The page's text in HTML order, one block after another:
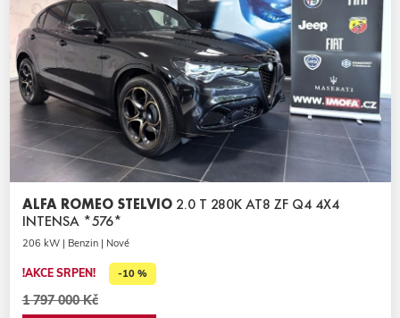
ALFA ROMEO STELVIO 2.0 T 280K AT8 ZF Q4 4X4
INTENSA *576*
206 kW | Benzin | Nové
!AKCE SRPEN! -10 %
1 797 000 Kč